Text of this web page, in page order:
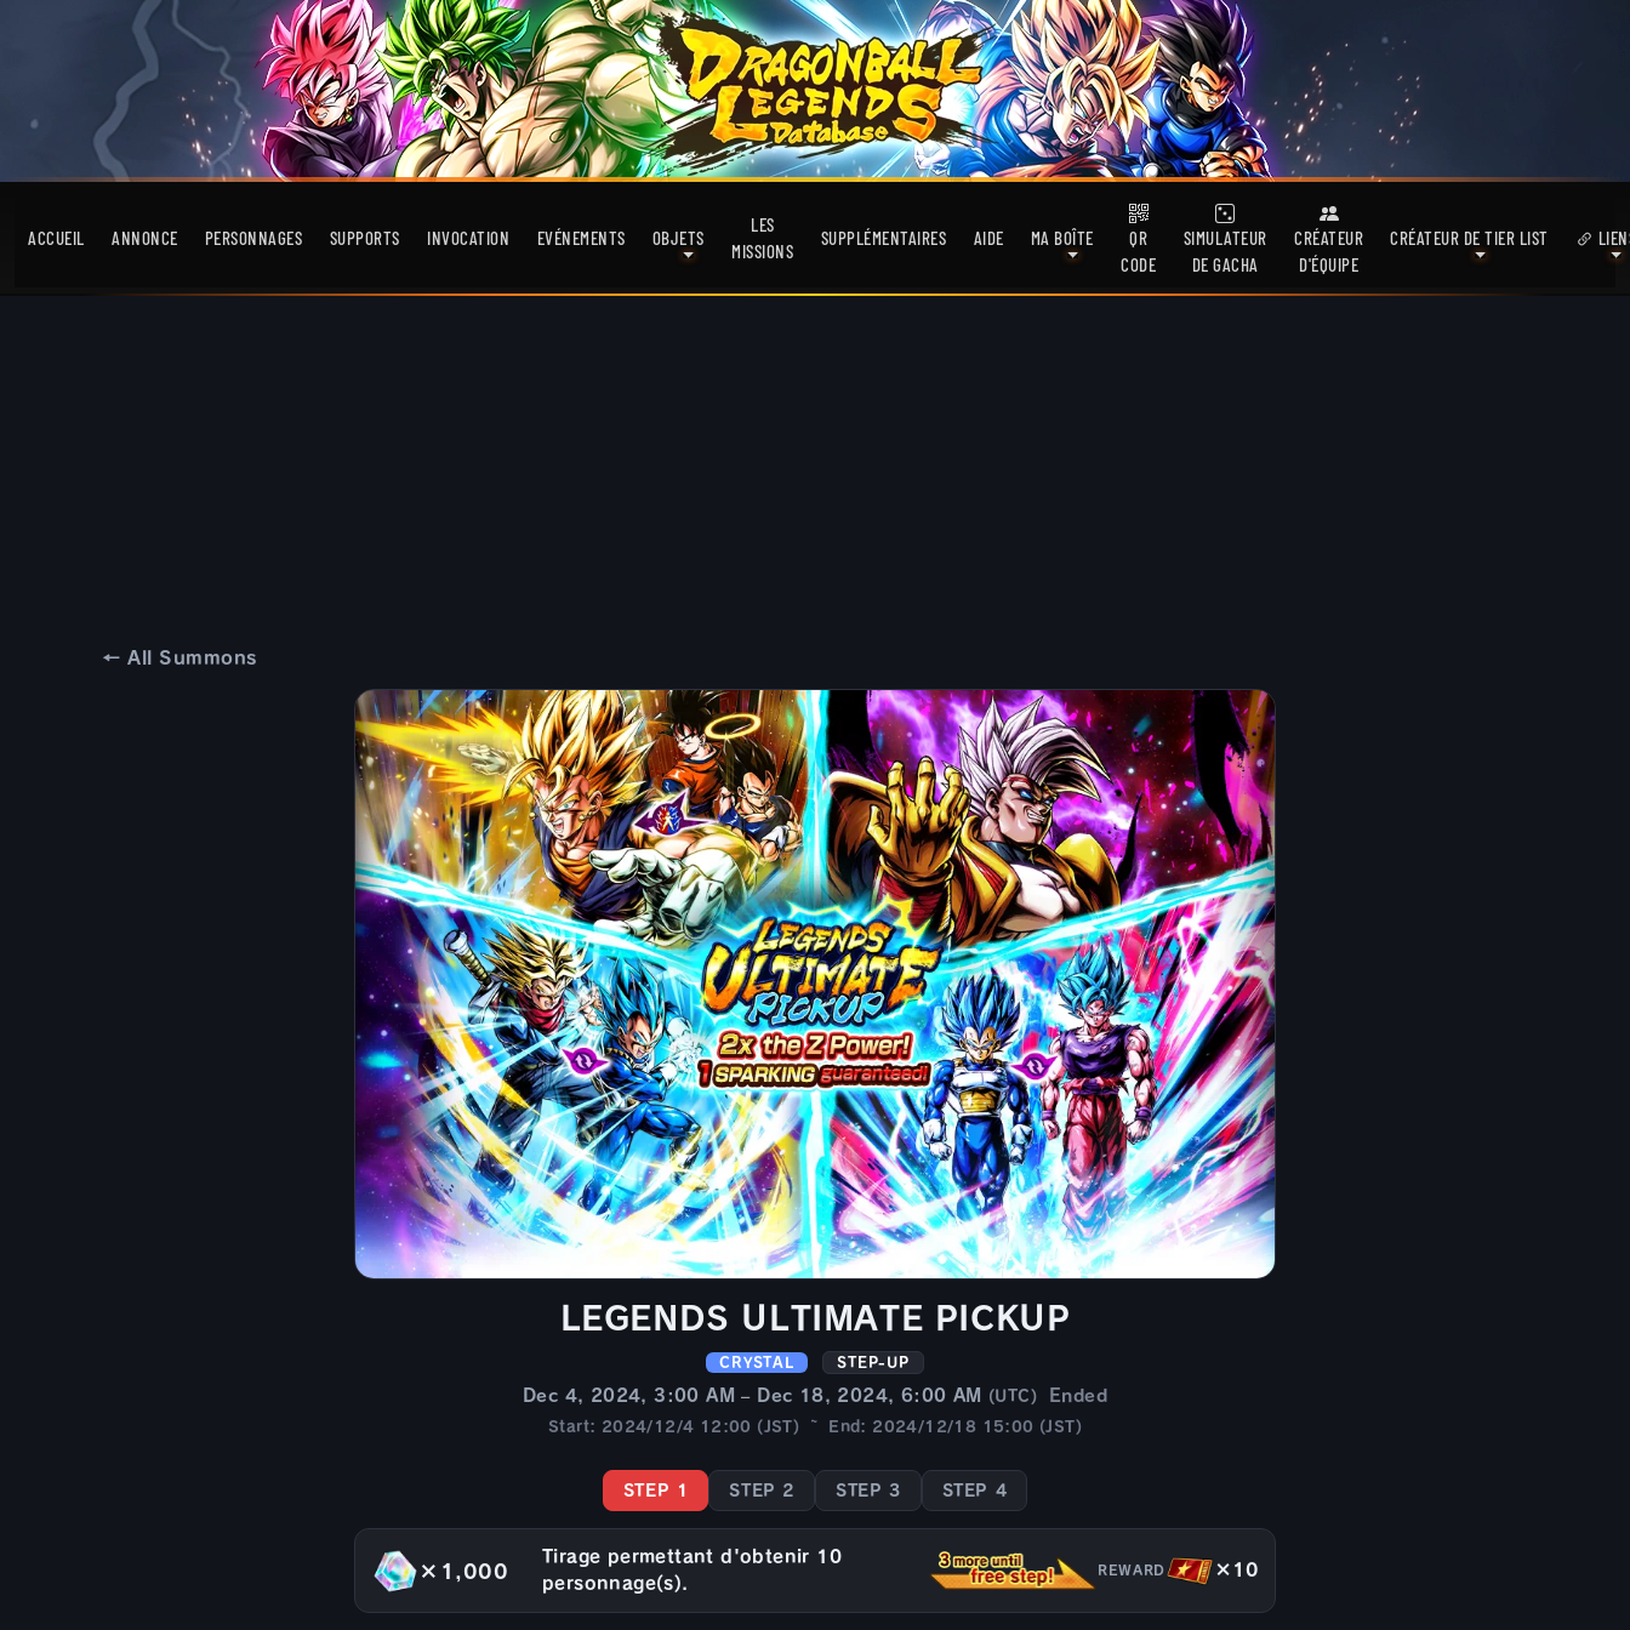
ACCUEIL ANNONCE PERSONNAGES SUPPORTS INVOCATION EVÉNEMENTS OBJETS
LES
MISSIONS
SUPPLÉMENTAIRES AIDE MA BOÎTE
QR
CODE
SIMULATEUR
DE GACHA
CRÉATEUR
D'ÉQUIPE
CRÉATEUR DE TIER LIST
← All Summons
LEGENDS ULTIMATE PICKUP
CRYSTAL STEP-UP
Dec 4, 2024, 3:00 AM – Dec 18, 2024, 6:00 AM (UTC) Ended
Start: 2024/12/4 12:00 (JST) ~ End: 2024/12/18 15:00 (JST)
STEP 1 STEP 2 STEP 3 STEP 4
×1,000
Tirage permettant d'obtenir 10
personnage(s).
REWARD ×10